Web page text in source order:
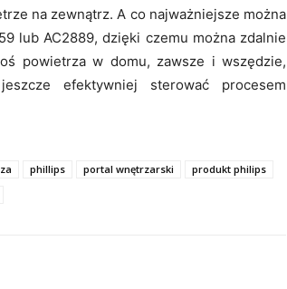
na zewnątrz. A co najważniejsze można
lub AC2889, dzięki czemu można zdalnie
powietrza w domu, zawsze i wszędzie,
efektywniej sterować procesem
phillips portal wnętrzarski
produkt philips